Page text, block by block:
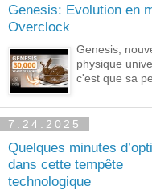
Genesis: Evolution en
Overclock
Genesis,
physique
c'est que sa
7.24.2025
Quelques minutes
dans cette tempête
technologique